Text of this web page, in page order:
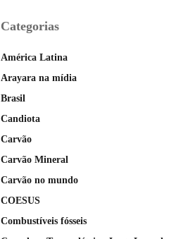
Categorias
América Latina
Arayara na mídia
Brasil
Candiota
Carvão
Carvão Mineral
Carvão no mundo
COESUS
Combustíveis fósseis